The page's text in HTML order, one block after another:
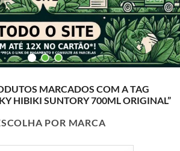
MARCADOS COM A TAG
HIBIKI SUNTORY 700ML ORIGINAL”
POR MARCA